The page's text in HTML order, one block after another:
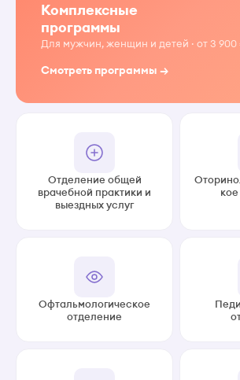
Комплексные
программы
Для мужчин, женщин и детей · от 3 900
Смотреть программы →
Отделение общей
врачебной практики и
выездных услуг
Офтальмологическое
отделение